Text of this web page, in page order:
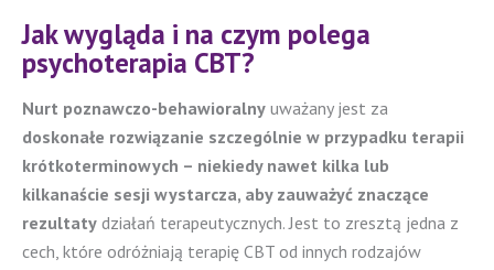
Jak wygląda i na czym polega
psychoterapia CBT?
Nurt poznawczo-behawioralny uważany jest za
doskonałe rozwiązanie szczególnie w przypadku terapii
krótkoterminowych – niekiedy nawet kilka lub
kilkanaście sesji wystarcza, aby zauważyć znaczące
rezultaty działań terapeutycznych. Jest to zresztą jedna z
cech, które odróżniają terapię CBT od innych rodzajów